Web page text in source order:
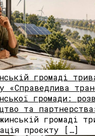
громаді
«Справедлива
громади:
та
громаді
проєкту […]